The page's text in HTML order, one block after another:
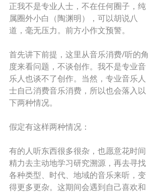
正我不是专业人士，不在任何圈子，纯
属圈外小白（陶渊明），可以胡说八
道，毫无压力。前方小作文预警。
首先讲下前提，这里从音乐消费/听的角
度来看问题，不谈创作。我不是专业音
乐人也谈不了创作。当然，专业音乐人
士自己消费音乐消费，所以也会落入以
下两种情况。
假定有这样两种情况：
有的人听东西很多很杂，也愿意花时间
精力去主动地学习研究溯源，再去寻找
各种类型、时代、地域的音乐来听，变
得更多更杂。这期间会遇到自己喜欢和